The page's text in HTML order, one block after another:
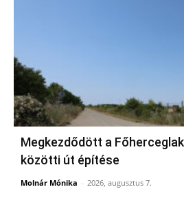
Megkezdődött a
közötti út építése
Molnár Mónika - 2026, augusztus 7.